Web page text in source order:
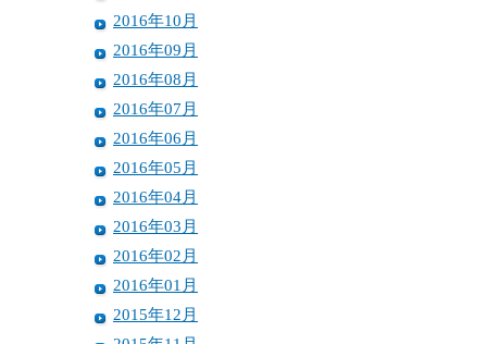
2016年10月
2016年09月
2016年08月
2016年07月
2016年06月
2016年05月
2016年04月
2016年03月
2016年02月
2016年01月
2015年12月